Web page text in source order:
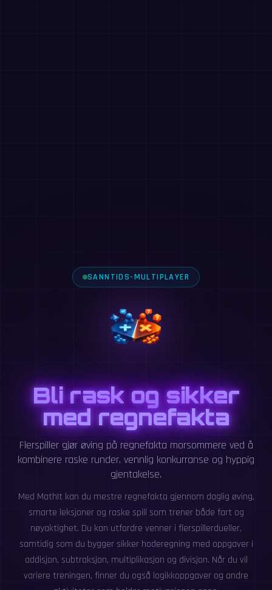
SANNTIDS-MULTIPLAYER
Bli rask og sikker
med regnefakta
Flerspiller gjør øving på regnefakta morsommere ved å
kombinere raske runder, vennlig konkurranse og hyppig
gjentakelse.
Med MathIt kan du mestre regnefakta gjennom daglig øving,
smarte leksjoner og raske spill som trener både fart og
nøyaktighet. Du kan utfordre venner i flerspillerdueller,
samtidig som du bygger sikker hoderegning med oppgaver i
addisjon, subtraksjon, multiplikasjon og divisjon. Når du vil
variere treningen, finner du også logikkoppgaver og andre